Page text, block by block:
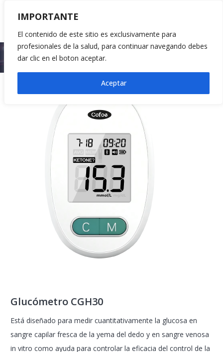
IMPORTANTE
El contenido de este sitio es exclusivamente para
profesionales de la salud, para continuar navegando debes
dar clic en el boton aceptar.
Aceptar
Inicio Equipos Point of Care
Glucómetro CGH30
Está diseñado para medir cuantitativamente la glucosa en
sangre capilar fresca de la yema del dedo y en sangre venosa
in vitro como ayuda para controlar la eficacia del control de la